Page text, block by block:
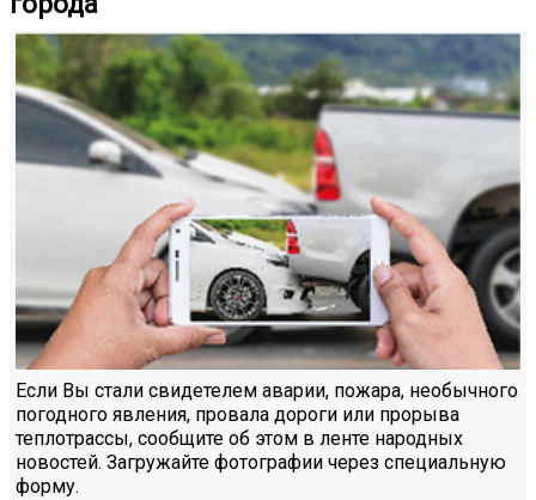
Если Вы стали свидетелем аварии, пожара, необычного
погодного явления, провала дороги или прорыва
теплотрассы, сообщите об этом в ленте народных
новостей. Загружайте фотографии через специальную
форму.